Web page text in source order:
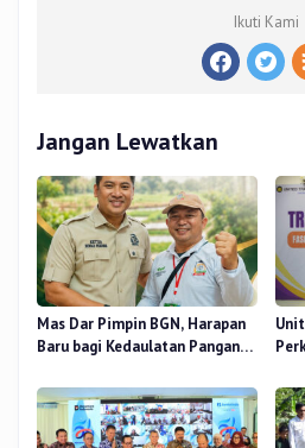
Ikuti Kami
Jangan Lewatkan
Mas Dar Pimpin BGN, Harapan
Baru bagi Kedaulatan Pangan